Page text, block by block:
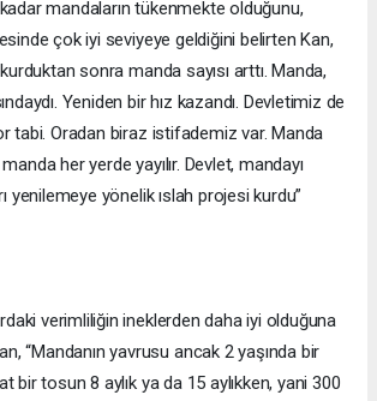
mandaların tükenmekte olduğunu,
çok iyi seviyeye geldiğini belirten Kan,
kurduktan sonra manda sayısı arttı. Manda,
Yeniden bir hız kazandı. Devletimiz de
tabi. Oradan biraz istifademiz var. Manda
her yerde yayılır. Devlet, mandayı
yenilemeye yönelik ıslah projesi kurdu”
verimliliğin ineklerden daha iyi olduğuna
“Mandanın yavrusu ancak 2 yaşında bir
bir tosun 8 aylık ya da 15 aylıkken, yani 300